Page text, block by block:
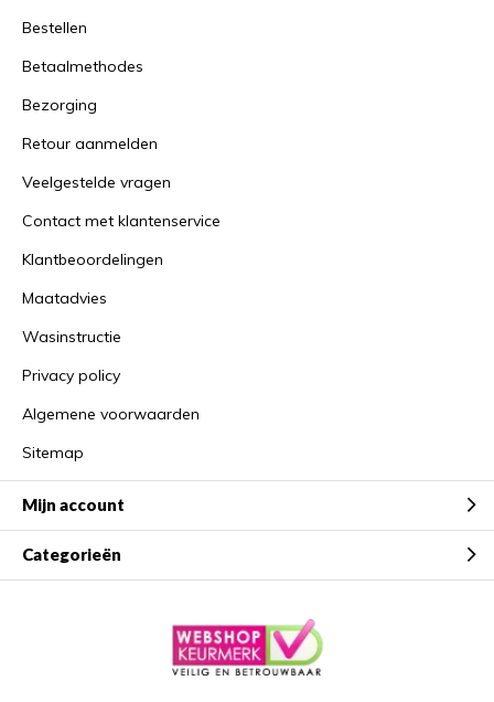
Bestellen
Betaalmethodes
Bezorging
Retour aanmelden
Veelgestelde vragen
Contact met klantenservice
Klantbeoordelingen
Maatadvies
Wasinstructie
Privacy policy
Algemene voorwaarden
Sitemap
Mijn account
Categorieën